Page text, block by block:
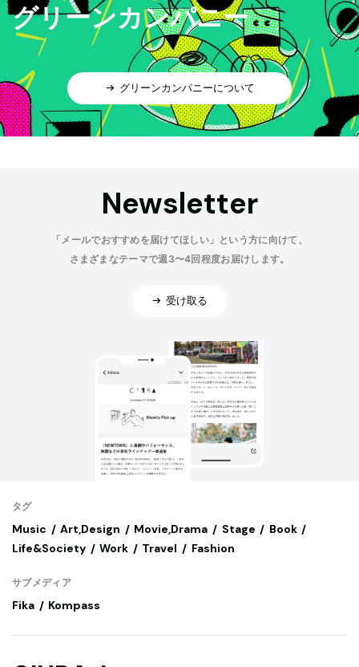
グリーンカンパニー
グリーンカンパニーについて
Newsletter
「メールでおすすめを届けてほしい」という方に向けて、
さまざまなテーマで週3〜4回程度お届けします。
受け取る
タグ
Music Art,Design Movie,Drama Stage
Book
Life&Society
Work Travel Fashion
サブメディア
Fika Kompass